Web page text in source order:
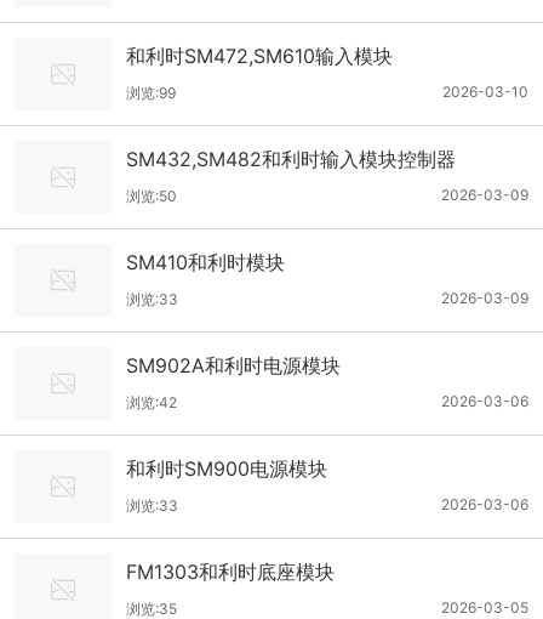
和利时SM472,SM610输入模块
2026-03-10
浏览:99
SM432,SM482和利时输入模块控制器
2026-03-09
浏览:50
SM410和利时模块
2026-03-09
浏览:33
SM902A和利时电源模块
2026-03-06
浏览:42
和利时SM900电源模块
2026-03-06
浏览:33
FM1303和利时底座模块
2026-03-05
浏览:35